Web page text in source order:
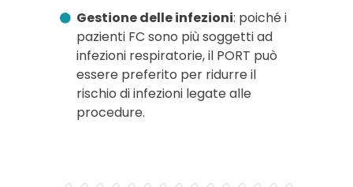
Gestione delle infezioni: poiché i
pazienti FC sono più soggetti ad
infezioni respiratorie, il PORT può
essere preferito per ridurre il
rischio di infezioni legate alle
procedure.